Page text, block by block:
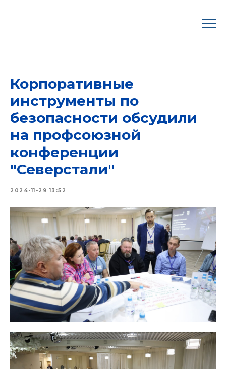
Корпоративные
инструменты по
безопасности обсудили
на профсоюзной
конференции
"Северстали"
2024-11-29 13:52